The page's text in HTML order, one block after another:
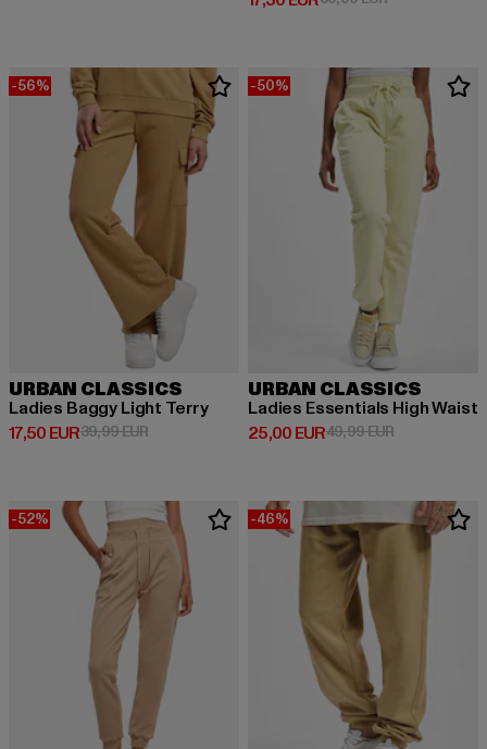
-56%
URBAN CLASSICS
Ladies Baggy Light Terry
17,50 EUR
Derzeitiger Preis: 17,50 EUR
39,99 EURAktionspreis: 39,99 EUR
-50%
URBAN CLASSICS
Ladies Essentials High Waist
25,00 EUR
Derzeitiger Preis: 25,00 EUR
49,99 EURAktionspreis:
-52% -46%